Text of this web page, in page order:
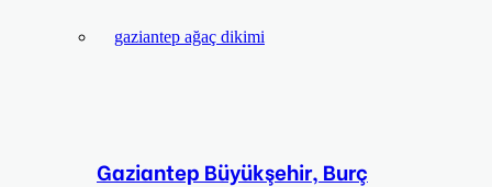
Gaziantep Büyükşehir, Burç